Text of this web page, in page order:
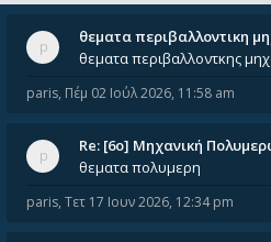
θεματα περιβαλλοντικη
paris, Πέμ 02 Ιούλ 2026, 11:58 am
Re: [6o] Mηχανική
θεματα πολυμερη
paris, Τετ 17 Ιουν 2026, 12:34 pm